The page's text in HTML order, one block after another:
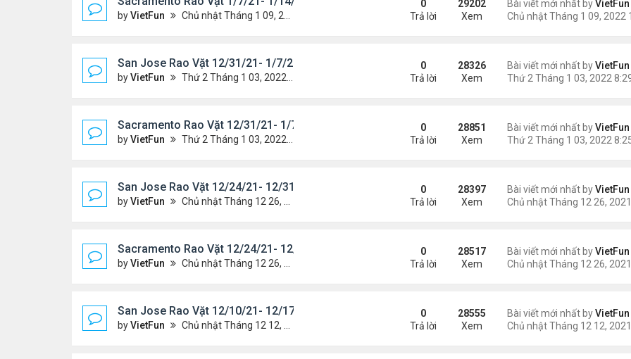
byVietFun Chủ nhật Tháng 1 09, 2022 10:02 pm
Bài viết mới nhất byVietFun
0
Trả lời
29202
Xem
San Jose Rao Vặt 12/31/21- 1/7/22
byVietFun Thứ 2 Tháng 1 03, 2022 8:29 pm
Bài viết mới nhất byVietFun
0
Trả lời
28326
Xem
Sacramento Rao Vặt 12/31/21- 1/7/22
byVietFun Thứ 2 Tháng 1 03, 2022 8:25 pm
Bài viết mới nhất byVietFun
0
Trả lời
28851
Xem
San Jose Rao Vặt 12/24/21- 12/31/21
byVietFun Chủ nhật Tháng 12 26, 2021 7:26 pm
Bài viết mới nhất byVietFun
0
Trả lời
28397
Xem
Sacramento Rao Vặt 12/24/21- 12/31/21
byVietFun Chủ nhật Tháng 12 26, 2021 7:21 pm
Bài viết mới nhất byVietFun
0
Trả lời
28517
Xem
San Jose Rao Vặt 12/10/21- 12/17/21
byVietFun Chủ nhật Tháng 12 12, 2021 12:58 pm
Bài viết mới nhất byVietFun
0
Trả lời
28555
Xem